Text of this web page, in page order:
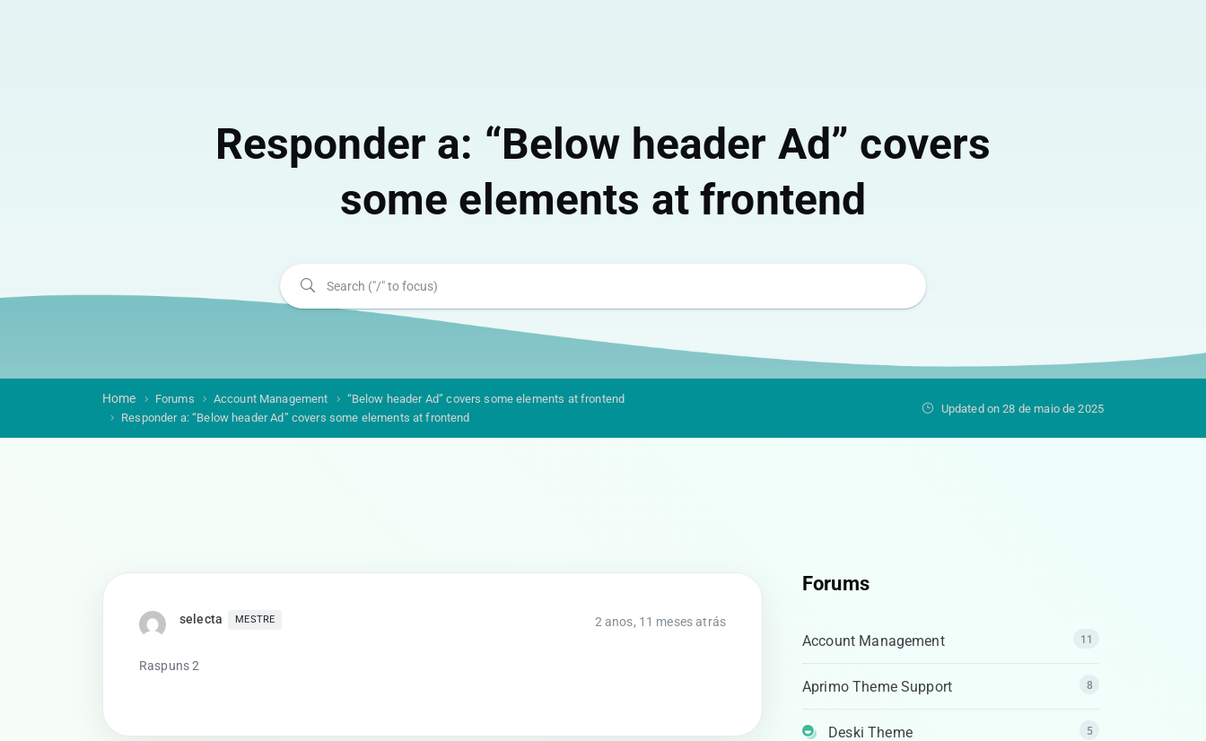
Responder a: “Below header Ad” covers
some elements at frontend
Home Forums Account Management
“Below header Ad” covers some elements at frontend
Responder a: “Below header Ad” covers some elements at frontend
Updated on 28 de maio de 2025
selecta MESTRE 2 anos, 11 meses atrás
Raspuns 2
Forums
Account Management 11
Aprimo Theme Support 8
Deski Theme 5